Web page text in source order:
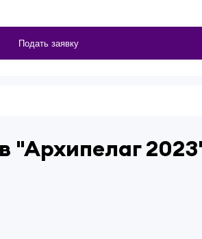
Подать заявку
"Архипелаг